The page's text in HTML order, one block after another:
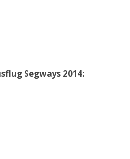
Segways 2014: